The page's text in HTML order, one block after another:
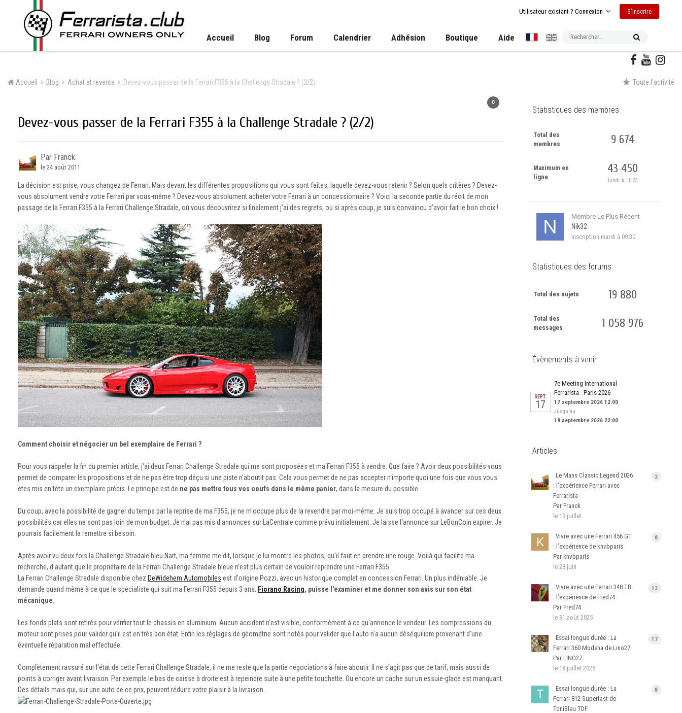
Utilisateur existant ? Connexion S’inscrire
Accueil Blog Forum Calendrier Adhésion Boutique Aide
Toute l’activité
Accueil Blog Achat et revente Devez-vous passer de la Ferrari F355 à la Challenge Stradale ? (2/2)
0
Devez-vous passer de la Ferrari F355 à la Challenge Stradale ? (2/2)
Par Franck
le 24 août 2011
La décision est prise, vous changez de Ferrari. Mais devant les différentes propositions qui vous sont faîtes, laquelle devez-vous retenir ? Selon quels critères ? Devez-
vous absolument vendre votre Ferrari par vous-même ? Devez-vous absolument acheter votre Ferrari à un concessionnaire ? Voici la seconde partie du récit de mon
passage de la Ferrari F355 à la Ferrari Challenge Stradale, où vous découvrirez si finalement j'ai des regrets, ou si après coup, je suis convaincu d'avoir fait le bon choix !
Comment choisir et négocier un bel exemplaire de Ferrari ?
Pour vous rappeler la fin du premier article, j'ai deux Ferrari Challenge Stradale qui me sont proposées et ma Ferrari F355 à vendre. Que faire ? Avoir deux possibilités vous
permet de comparer les propositions et de ne pas être trop déçu si une piste n'aboutit pas. Cela vous permet de ne pas accepter n'importe quoi une fois que vous vous
êtes mis en tête un exemplaire précis. Le principe est de ne pas mettre tous vos oeufs dans le même panier, dans la mesure du possible.
Du coup, avec la possibilité de gagner du temps par la reprise de ma F355, je ne m'occupe plus de la revendre par moi-même. Je suis trop occupé à avancer sur ces deux
possibilités car elles ne sont pas loin de mon budget. Je n'ai pas mis d'annonces sur LaCentrale comme prévu initialement. Je laisse l'annonce sur LeBonCoin expirer. Je
pourrais facilement la remettre si besoin.
Après avoir vu deux fois la Challenge Stradale bleu Nart, ma femme me dit, lorsque je lui montre les photos, qu'il faut en prendre une rouge. Voilà qui facilite ma
recherche, d'autant que le propriétaire de la Ferrari Challenge Stradale bleue n'est plus certain de vouloir reprendre une Ferrari F355.
La Ferrari Challenge Stradale disponible chez DeWidehem Automobiles est d'origine Pozzi, avec un historique complet en concession Ferrari. Un plus indéniable. Je
demande quand même à ce que le spécialiste qui suit ma Ferrari F355 depuis 3 ans, Fiorano Racing, puisse l'examiner et me donner son avis sur son état
mécanique
Les fonds plats sont retirés pour vérifier tout le chassis en aluminium. Aucun accident n'est visible, conformément à ce qu'annonce le vendeur. Les compressions du
moteur sont prises pour valider qu'il est en très bon état. Enfin les réglages de géométrie sont notés pour valider que l'auto n'a aucun déséquilibre provenant d'une
éventuelle réparation mal effectuée.
Complètement rassuré sur l'état de cette Ferrari Challenge Stradale, il ne me reste que la partie négociations à faire aboutir. Il ne s'agit pas que de tarif, mais aussi de
points à corriger avant livraison. Par exemple le bas de caisse à droite est à repeindre suite à une petite touchette. Ou encore un cache sur un essuie-glace est manquant.
Des détails mais qui, sur une auto de ce prix, peuvent réduire votre plaisir à la livraison.
Statistiques des membres
Total des
membres
9 674
Maximum en
ligne
43 450
lundi à 11:23
Membre Le Plus Récent
Nik32
Inscription mardi à 09:30
Statistiques des forums
Total des sujets 19 880
Total des
messages
1 058 976
Évènements à venir
SEPT.
17
7e Meeting International
Ferrarista - Paris 2026
17 septembre 2026 12:00
Jusqu’au
19 septembre 2026 22:00
Articles
2
Le Mans Classic Legend 2026
: l'expérience Ferrari avec
Ferrarista
Par Franck
le 19 juillet
8
Vivre avec une Ferrari 456 GT
: l’expérience de knvbparis
Par knvbparis
le 28 juin
13
Vivre avec une Ferrari 348 TB
: l’expérience de Fred74
Par Fred74
le 31 août 2025
17
Essai longue durée : La
Ferrari 360 Modena de Lino27
Par LINO27
le 18 juillet 2025
8
Essai longue durée : La
Ferrari 812 Superfast de
ToniBleu TDF